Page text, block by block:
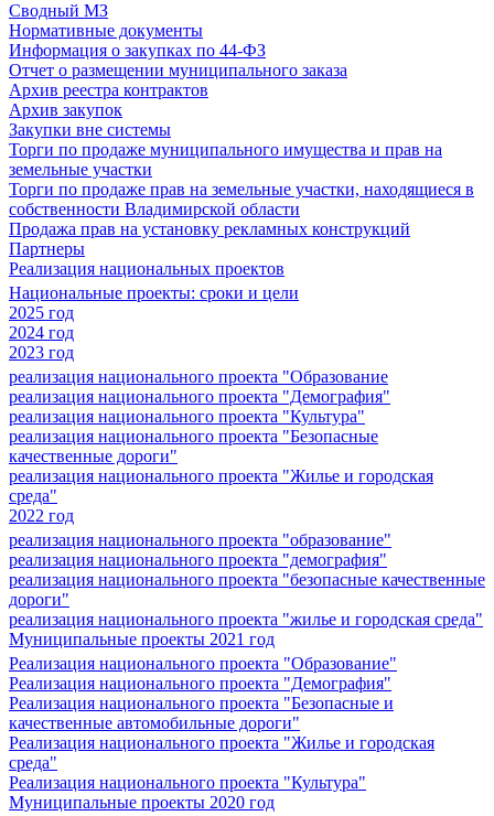
Сводный МЗ
Нормативные документы
Информация о закупках по 44-ФЗ
Отчет о размещении муниципального заказа
Архив реестра контрактов
Архив закупок
Закупки вне системы
Торги по продаже муниципального имущества и прав на
земельные участки
Торги по продаже прав на земельные участки, находящиеся в
собственности Владимирской области
Продажа прав на установку рекламных конструкций
Партнеры
Реализация национальных проектов
Национальные проекты: сроки и цели
2025 год
2024 год
2023 год
реализация национального проекта "Образование
реализация национального проекта "Демография"
реализация национального проекта "Культура"
реализация национального проекта "Безопасные
качественные дороги"
реализация национального проекта "Жилье и городская
среда"
2022 год
реализация национального проекта "образование"
реализация национального проекта "демография"
реализация национального проекта "безопасные качественные
дороги"
реализация национального проекта "жилье и городская среда"
Муниципальные проекты 2021 год
Реализация национального проекта "Образование"
Реализация национального проекта "Демография"
Реализация национального проекта "Безопасные и
качественные автомобильные дороги"
Реализация национального проекта "Жилье и городская
среда"
Реализация национального проекта "Культура"
Муниципальные проекты 2020 год